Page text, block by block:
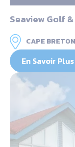
Seaview Golf
CAPE
En Savoir Plus